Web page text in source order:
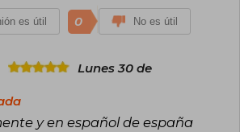
es útil 0 No es útil
Lunes 30 de
y en español de españa